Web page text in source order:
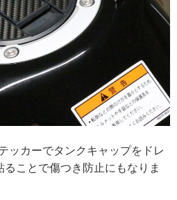
ッカーでタンクキャップをドレ
ことで傷つき防止にもなりま